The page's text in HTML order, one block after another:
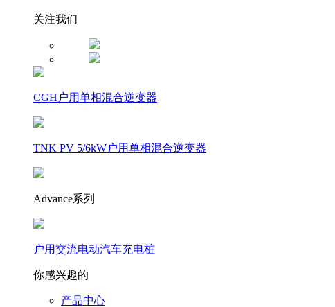
关注我们
CGH户用单相混合逆变器
TNK PV 5/6kW户用单相混合逆变器
Advance系列
户用交流电动汽车充电桩
你感兴趣的
产品中心